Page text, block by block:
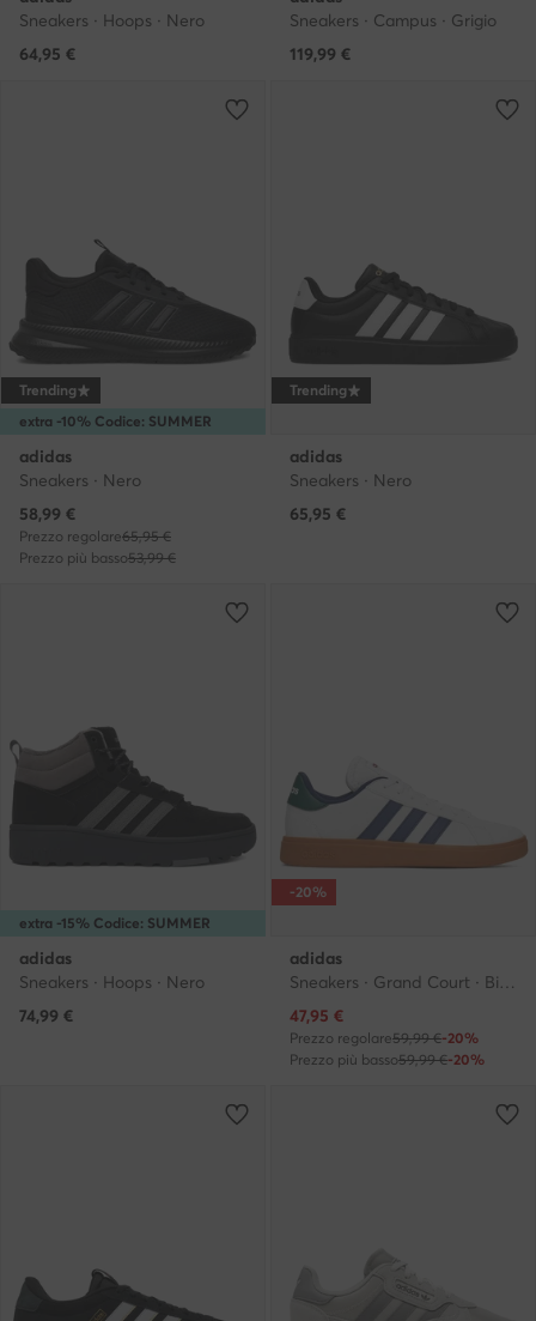
Sneakers · Hoops · Nero
64,95 €
Sneakers · Campus · Grigio
119,99 €
extra -10% Codice: SUMMER
Trending
adidas
Sneakers · Nero
Prezzo attuale
58,99 €
Prezzo regolare65,95 €
Prezzo più basso53,99 €
Trending
adidas
Sneakers · Nero
65,95 €
extra -15% Codice: SUMMER
adidas
Sneakers · Hoops · Nero
74,99 €
-20%
adidas
Sneakers · Grand Court · Bianco
Prezzo attuale
47,95 €
Prezzo regolare59,99 €-20%
Prezzo più basso59,99 €-20%